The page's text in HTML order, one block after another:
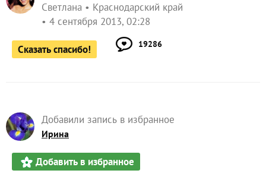
Светлана
Краснодарский край
4 сентября 2013, 02:28
Сказать спасибо! 19286
Добавили запись в избранное
Ирина
Добавить в избранное